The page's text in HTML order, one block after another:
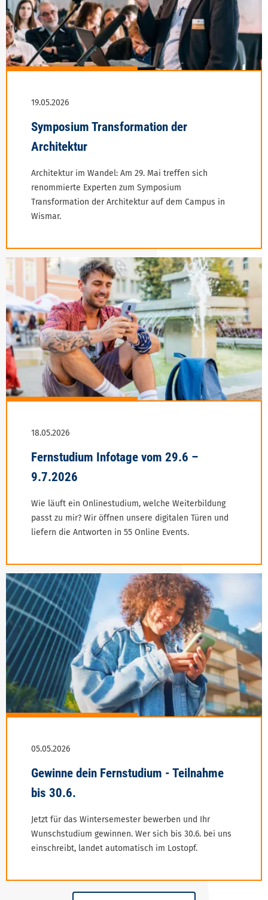
Architektur im Wandel: Am 29. Mai treffen sich
renommierte Experten zum Symposium
Transformation der Architektur auf dem Campus in
Wismar.
Wie läuft ein Onlinestudium, welche Weiterbildung
passt zu mir? Wir öffnen unsere digitalen Türen und
liefern die Antworten in 55 Online Events.
Jetzt für das Wintersemester bewerben und Ihr
Wunschstudium gewinnen. Wer sich bis 30.6. bei uns
einschreibt, landet automatisch im Lostopf.